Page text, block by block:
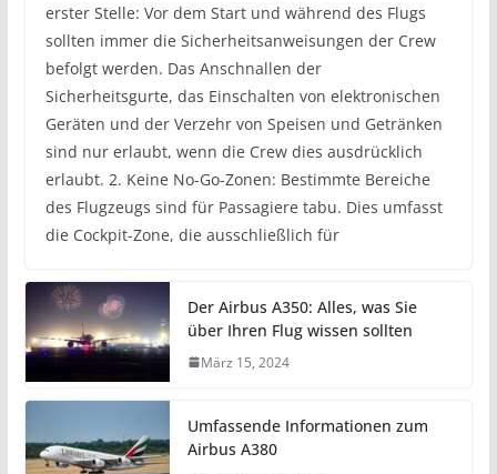
erster Stelle: Vor dem Start und während des Flugs
sollten immer die Sicherheitsanweisungen der Crew
befolgt werden. Das Anschnallen der
Sicherheitsgurte, das Einschalten von elektronischen
Geräten und der Verzehr von Speisen und Getränken
sind nur erlaubt, wenn die Crew dies ausdrücklich
erlaubt. 2. Keine No-Go-Zonen: Bestimmte Bereiche
des Flugzeugs sind für Passagiere tabu. Dies umfasst
die Cockpit-Zone, die ausschließlich für
Der Airbus A350: Alles, was Sie
über Ihren Flug wissen sollten
März 15, 2024
Umfassende Informationen zum
Airbus A380